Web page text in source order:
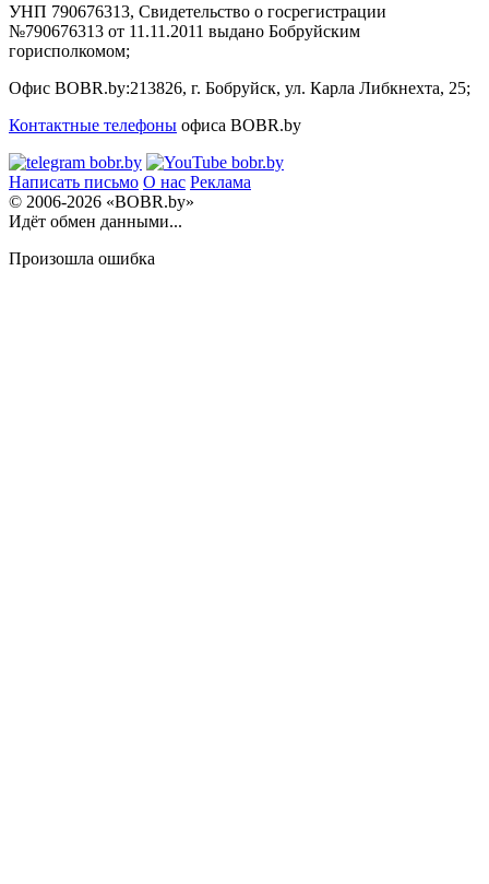
УНП 790676313, Свидетельство о госрегистрации
№790676313 от 11.11.2011 выдано Бобруйским
горисполкомом;
Офис BOBR.by:213826, г. Бобруйск, ул. Карла Либкнехта, 25;
Контактные телефоны офиса BOBR.by
Написать письмо О нас Реклама
© 2006-2026 «BOBR.by»
Идёт обмен данными...
Произошла ошибка